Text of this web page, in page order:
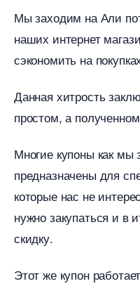
Мы заходим на Али
наших интернет
сэкономить на
Данная хитрость
простом, а
Многие купоны как мы
предназначены для
которые нас не
нужно закупаться и в
скидку.
Этот же купон